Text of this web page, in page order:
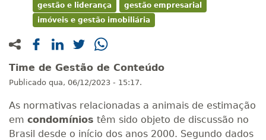
gestão e liderança
gestão empresarial
imóveis e gestão imobiliária
Time de Gestão de Conteúdo
Publicado qua, 06/12/2023 - 15:17.
As normativas relacionadas a animais de estimação
em condomínios têm sido objeto de discussão no
Brasil desde o início dos anos 2000. Segundo dados